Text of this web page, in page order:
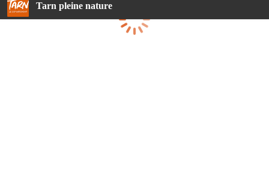
Tarn pleine nature
Chargement